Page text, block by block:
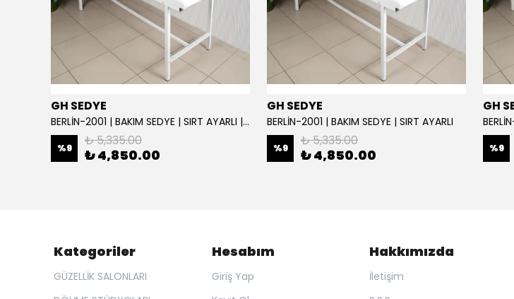
GH SEDYE
BERLİN-2001 | BAKIM SEDYE | SIRT AYARLI | BEYAZ
%9 ₺ 5,335.00
₺ 4,850.00
GH SEDYE
BERLİN-2001 | BAKIM SEDYE | SIRT AYARLI
%9 ₺ 5,335.00
₺ 4,850.00
GH
%9
Kategoriler
GÜZELLİK SALONLARI
Hesabım
Giriş Yap
Hakkımızda
İletişim